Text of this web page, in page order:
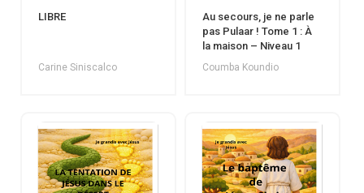
LIBRE
Carine Siniscalco
Au secours, je ne parle
pas Pulaar ! Tome 1 : À
la maison – Niveau 1
Coumba Koundio